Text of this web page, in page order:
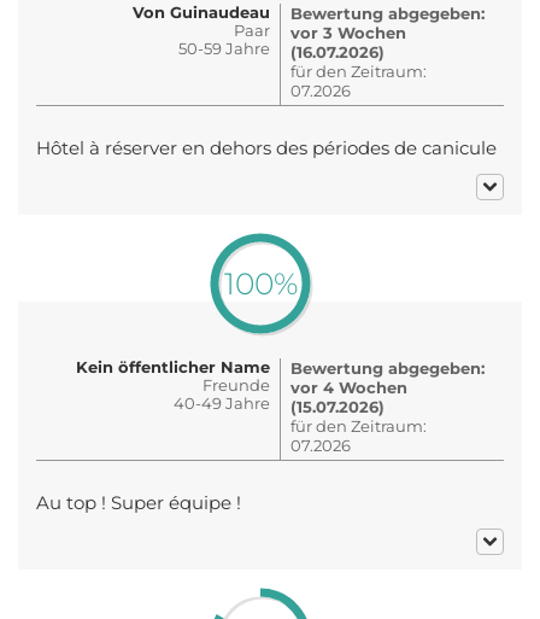
Von Guinaudeau
Paar
50-59 Jahre
Bewertung abgegeben:
vor 3 Wochen
(16.07.2026)
für den Zeitraum:
07.2026
Hôtel à réserver en dehors des périodes de canicule
100%
Kein öffentlicher Name
Freunde
40-49 Jahre
Bewertung abgegeben:
vor 4 Wochen
(15.07.2026)
für den Zeitraum:
07.2026
Au top ! Super équipe !